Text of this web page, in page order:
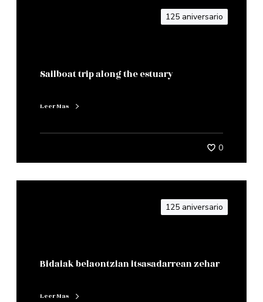
125 aniversario
Sailboat trip along the estuary
Leer Mas
0
125 aniversario
Bidaiak belaontzian itsasadarrean zehar
Leer Mas